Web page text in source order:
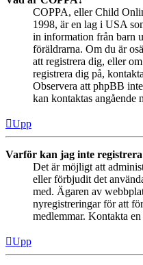
COPPA, eller Child
1998, är en lag i USA
in information från barn
föräldrarna. Om du är
att registrera dig, eller
registrera dig på,
Observera att phpBB
kan kontaktas angående
Upp
Varför kan jag inte
Det är möjligt att
eller förbjudit det
med. Ägaren av
nyregistreringar för att
medlemmar. Kontakta
Upp